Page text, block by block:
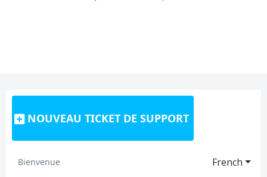
NOUVEAU TICKET DE SUPPORT
French
Bienvenue